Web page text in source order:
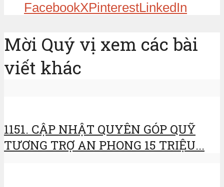
FacebookXPinterestLinkedIn
Mời Quý vị xem các bài
viết khác
1151. CẬP NHẬT QUYÊN GÓP QUỸ
TƯƠNG TRỢ AN PHONG 15 TRIỆU...